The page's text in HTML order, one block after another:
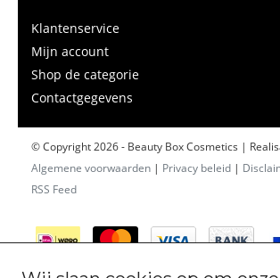
Klantenservice
Mijn account
Shop de categorie
Contactgegevens
© Copyright 2026 - Beauty Box Cosmetics |
Algemene voorwaarden | Privacy beleid |
RSS Feed